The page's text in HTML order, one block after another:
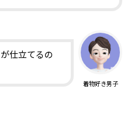
着物好き男子
仕立てるの